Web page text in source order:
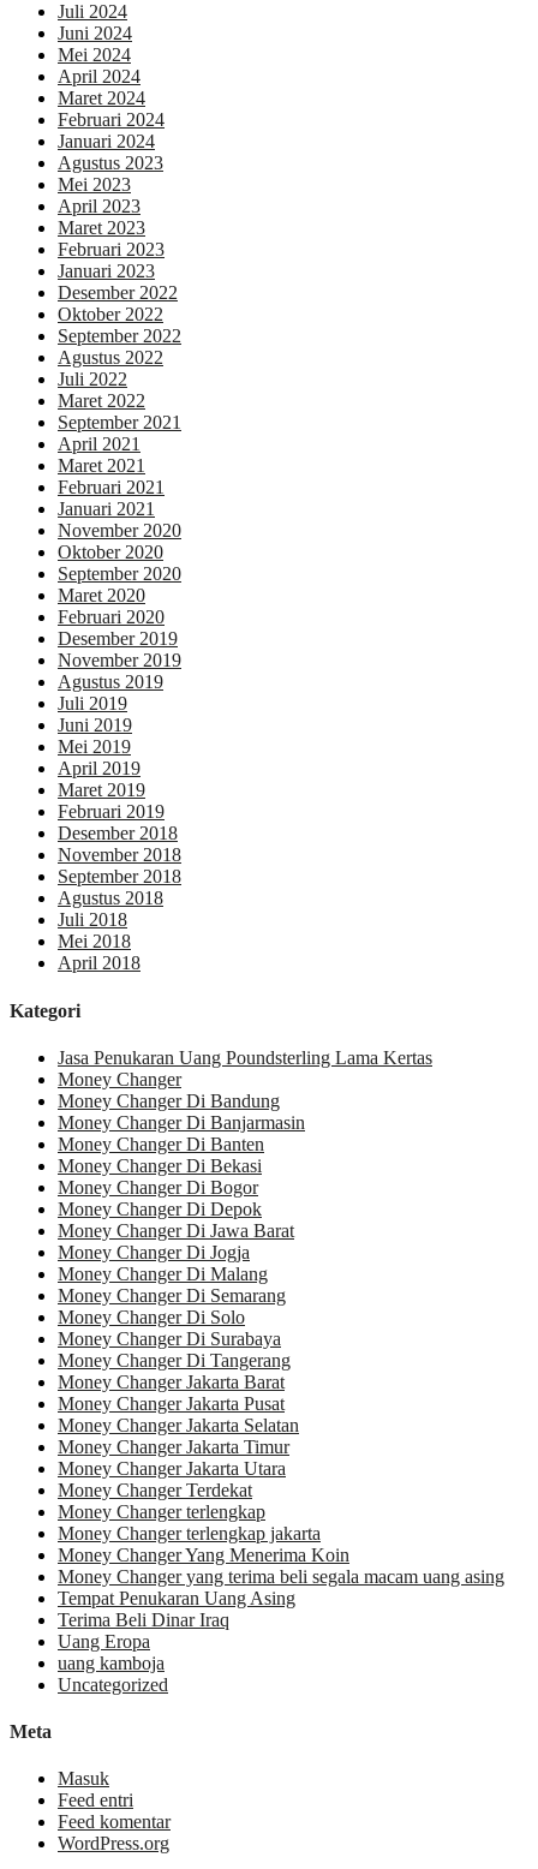
Juli 2024
Juni 2024
Mei 2024
April 2024
Maret 2024
Februari 2024
Januari 2024
Agustus 2023
Mei 2023
April 2023
Maret 2023
Februari 2023
Januari 2023
Desember 2022
Oktober 2022
September 2022
Agustus 2022
Juli 2022
Maret 2022
September 2021
April 2021
Maret 2021
Februari 2021
Januari 2021
November 2020
Oktober 2020
September 2020
Maret 2020
Februari 2020
Desember 2019
November 2019
Agustus 2019
Juli 2019
Juni 2019
Mei 2019
April 2019
Maret 2019
Februari 2019
Desember 2018
November 2018
September 2018
Agustus 2018
Juli 2018
Mei 2018
April 2018
Kategori
Jasa Penukaran Uang Poundsterling Lama Kertas
Money Changer
Money Changer Di Bandung
Money Changer Di Banjarmasin
Money Changer Di Banten
Money Changer Di Bekasi
Money Changer Di Bogor
Money Changer Di Depok
Money Changer Di Jawa Barat
Money Changer Di Jogja
Money Changer Di Malang
Money Changer Di Semarang
Money Changer Di Solo
Money Changer Di Surabaya
Money Changer Di Tangerang
Money Changer Jakarta Barat
Money Changer Jakarta Pusat
Money Changer Jakarta Selatan
Money Changer Jakarta Timur
Money Changer Jakarta Utara
Money Changer Terdekat
Money Changer terlengkap
Money Changer terlengkap jakarta
Money Changer Yang Menerima Koin
Money Changer yang terima beli segala macam uang asing
Tempat Penukaran Uang Asing
Terima Beli Dinar Iraq
Uang Eropa
uang kamboja
Uncategorized
Meta
Masuk
Feed entri
Feed komentar
WordPress.org